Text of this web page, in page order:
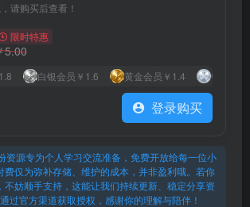
请购买后查看！
限时特惠
5.00
白银会员 ￥1.6 黄金会员 ￥1.4 钻石会员
登录购买
资源专为个人学习交流准备，免费开放给每一位小
费仅为弥补存储、维护的成本，并非盈利哦。若你
不妨顺手支持，这能让我们持续更新、稳定分享资
过官方渠道获取授权，感谢你的理解与陪伴！